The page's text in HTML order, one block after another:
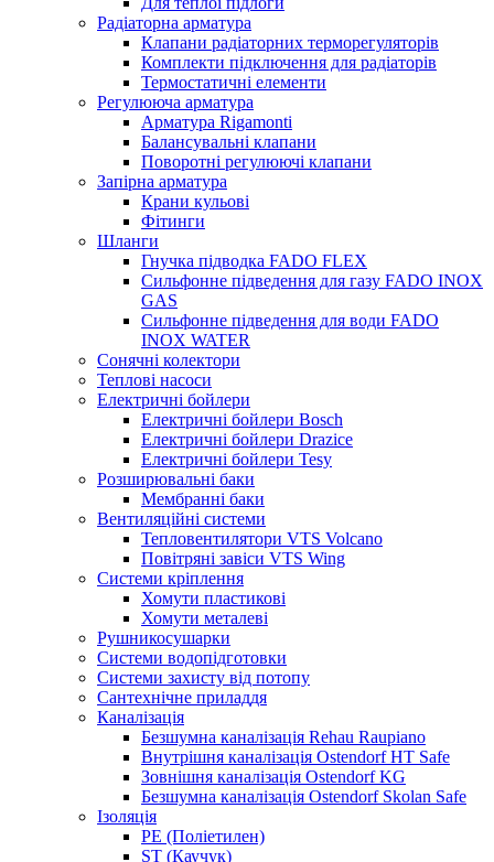
Радіаторна арматура
Клапани радіаторних терморегуляторів
Комплекти підключення для радіаторів
Термостатичні елементи
Регулююча арматура
Арматура Rigamonti
Балансувальні клапани
Поворотні регулюючі клапани
Запірна арматура
Крани кульові
Фітинги
Шланги
Гнучка підводка FADO FLEX
Сильфонне підведення для газу FADO INOX
GAS
Сильфонне підведення для води FADO
INOX WATER
Сонячні колектори
Теплові насоси
Електричні бойлери
Електричні бойлери Bosch
Електричні бойлери Drazice
Електричні бойлери Tesy
Розширювальні баки
Мембранні баки
Вентиляційні системи
Тепловентилятори VTS Volcano
Повітряні завіси VTS Wing
Системи кріплення
Хомути пластикові
Хомути металеві
Рушникосушарки
Системи водопідготовки
Системи захисту від потопу
Сантехнічне приладдя
Каналізація
Безшумна каналізація Rehau Raupiano
Внутрішня каналізація Ostendorf HT Safe
Зовнішня каналізація Ostendorf KG
Безшумна каналізація Ostendorf Skolan Safe
Ізоляція
PE (Поліетилен)
ST (Каучук)